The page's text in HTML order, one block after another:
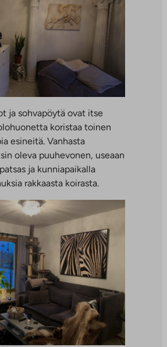
ja sohvapöytä ovat itse
koristaa toinen
esineitä. Vanhasta
oleva puuhevonen, useaan
ja kunniapaikalla
rakkaasta koirasta.